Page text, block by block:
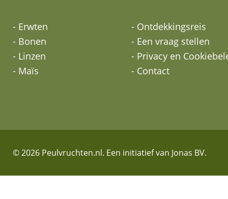
- Erwten
- Bonen
- Linzen
- Maïs
- Ontdekkingsreis
- Een vraag stellen
- Privacy en
- Contact
© 2026 Peulvruchten.nl. Een initiatief van Jonas BV.